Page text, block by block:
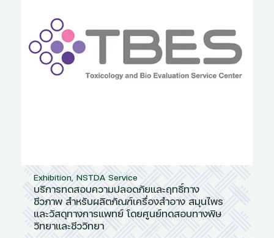
Exhibition, NSTDA Service
บริการทดสอบความปลอดภัยและฤทธิ์ทาง
ชีวภาพ สำหรับผลิตภัณฑ์เครื่องสำอาง สมุนไพร
และวัสดุทางการแพทย์ โดยศูนย์ทดสอบทางพิษ
วิทยาและชีววิทยา